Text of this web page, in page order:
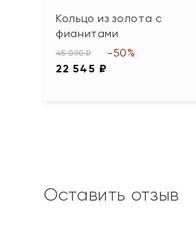
Кольцо из золота с
фианитами
45 090 ₽
22 545 ₽
-50%
Оставить отзыв